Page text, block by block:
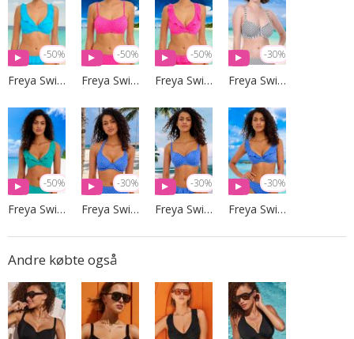
-50%
Freya Swim
-50%
Freya Swim
-50%
Freya Swim
-30%
Freya Swim
-50%
Freya Swim
-30%
Freya Swim
-30%
Freya Swim
-30%
Freya Swim
Andre købte også